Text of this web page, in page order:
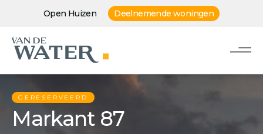
Open Huizen Deelnemende woningen
GERESERVEERD
Markant 87